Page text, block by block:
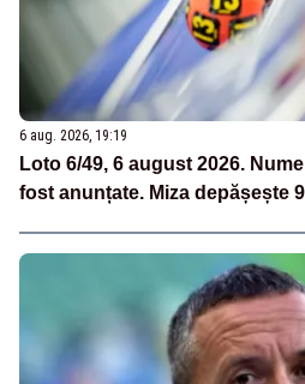
6 aug. 2026, 19:19
Loto 6/49, 6 august 2026.
fost anunțate. Miza depășește